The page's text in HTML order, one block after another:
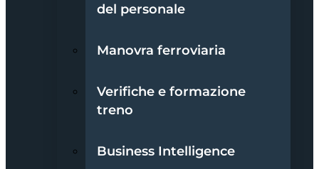
del personale
Manovra ferroviaria
Verifiche e formazione
treno
Business Intelligence